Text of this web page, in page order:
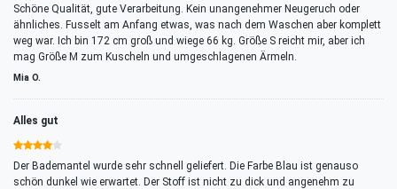
Schöne Qualität, gute Verarbeitung. Kein unangenehmer Neugeruch oder
ähnliches. Fusselt am Anfang etwas, was nach dem Waschen aber komplett
weg war. Ich bin 172 cm groß und wiege 66 kg. Größe S reicht mir, aber ich
mag Größe M zum Kuscheln und umgeschlagenen Ärmeln.
Mia O.
Alles gut
Der Bademantel wurde sehr schnell geliefert. Die Farbe Blau ist genauso
schön dunkel wie erwartet. Der Stoff ist nicht zu dick und angenehm zu